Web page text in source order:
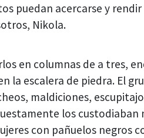
puedan acercarse y
Nikola.
en columnas de a tres,
la escalera de piedra. El
maldiciones,
los custodiaban
con pañuelos negros